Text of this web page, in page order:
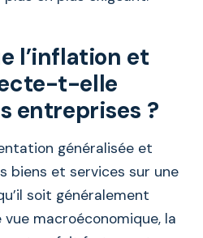
l’inflation et
t-elle
entreprises ?
généralisée et
biens et services sur une
soit généralement
vue macroéconomique, la